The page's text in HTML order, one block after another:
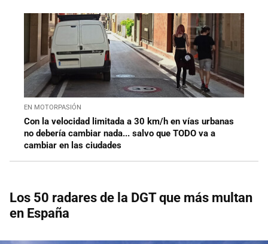
EN MOTORPASIÓN
Con la velocidad limitada a 30 km/h en vías urbanas
no debería cambiar nada... salvo que TODO va a
cambiar en las ciudades
Los 50 radares de la DGT que más multan
en España